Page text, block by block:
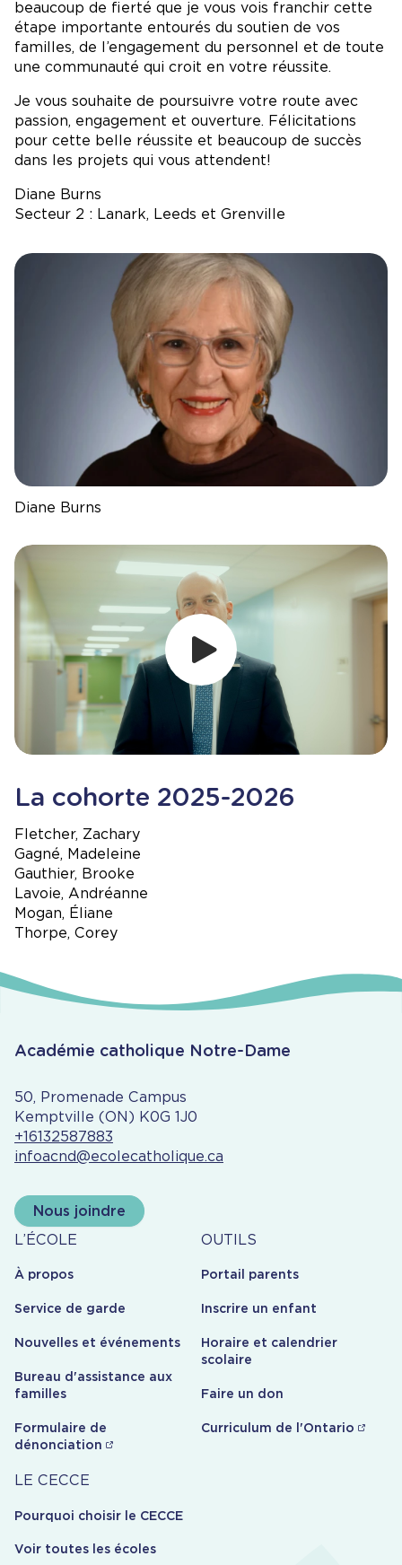
beaucoup de fierté que je vous vois franchir cette
étape importante entourés du soutien de vos
familles, de l’engagement du personnel et de toute
une communauté qui croit en votre réussite.
Je vous souhaite de poursuivre votre route avec
passion, engagement et ouverture. Félicitations
pour cette belle réussite et beaucoup de succès
dans les projets qui vous attendent!
Diane Burns
Secteur 2 : Lanark, Leeds et Grenville
Diane Burns
Félicitations
La cohorte 2025-2026
Fletcher, Zachary
Gagné, Madeleine
Gauthier, Brooke
Lavoie, Andréanne
Mogan, Éliane
Thorpe, Corey
Académie catholique Notre-Dame
50, Promenade Campus
Kemptville (ON) K0G 1J0
+16132587883
infoacnd@ecolecatholique.ca
Nous joindre
À
propos
L’ÉCOLE
À propos
Service de garde
Nouvelles et événements
Bureau d'assistance aux
familles
Formulaire de
dénonciation
Outils
OUTILS
Portail parents
Inscrire un enfant
Horaire et calendrier
scolaire
Faire un don
Curriculum de l'Ontario
Carrière
LE CECCE
Pourquoi choisir le CECCE
Voir toutes les écoles